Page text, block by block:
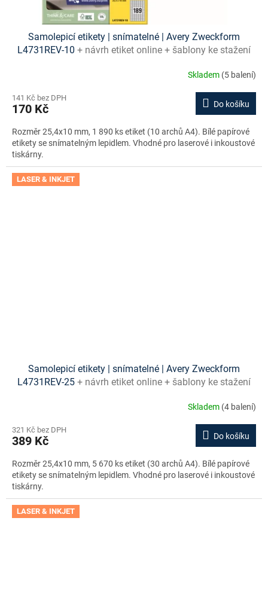
Samolepicí etikety | snímatelné | Avery Zweckform
L4731REV-10 + návrh etiket online + šablony ke stažení
Skladem (5 balení)
141 Kč bez DPH
170 Kč Do košíku
Rozměr 25,4x10 mm, 1 890 ks etiket (10 archů A4). Bílé papírové
etikety se snímatelným lepidlem. Vhodné pro laserové i inkoustové
tiskárny.
LASER & INKJET
Samolepicí etikety | snímatelné | Avery Zweckform
L4731REV-25 + návrh etiket online + šablony ke stažení
Skladem (4 balení)
321 Kč bez DPH
389 Kč Do košíku
Rozměr 25,4x10 mm, 5 670 ks etiket (30 archů A4). Bílé papírové
etikety se snímatelným lepidlem. Vhodné pro laserové i inkoustové
tiskárny.
LASER & INKJET